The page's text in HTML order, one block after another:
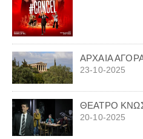
ΑΡΧΑΙΑ
23-10-2025
ΘΕΑΤΡΟ
20-10-2025